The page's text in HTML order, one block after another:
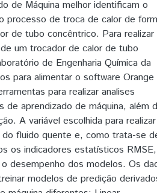
de Máquina melhor identificam o
processo de troca de calor de
de tubo concêntrico. Para realizar
um trocador de calor de tubo
de Engenharia Química da
para alimentar o software Orange
para realizar analises
aprendizado de máquina, além
A variável escolhida para
fluido quente e, como trata-se
os indicadores estatísticos RMSE,
desempenho dos modelos. Os
modelos de predição